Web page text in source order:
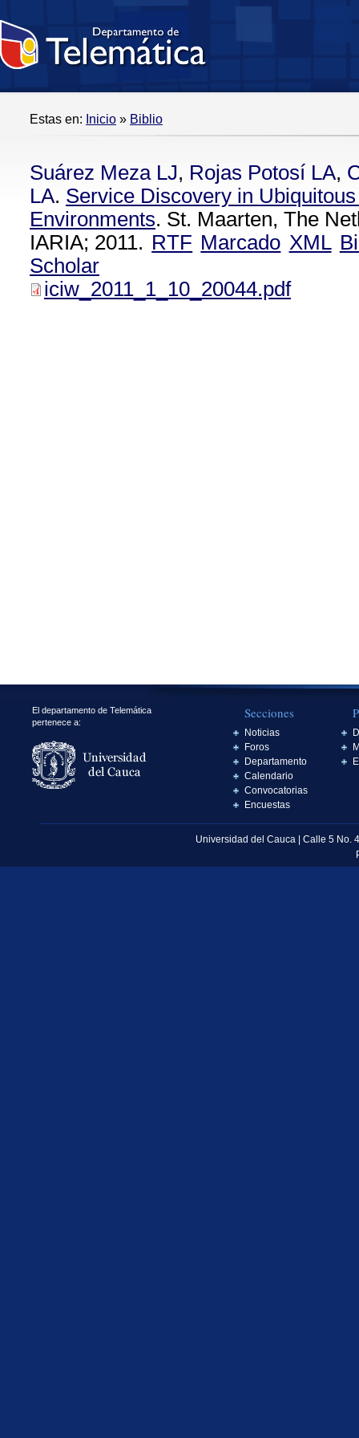
Estas en: Inicio » Biblio
Suárez Meza LJ, Rojas Potosí LA,
LA. Service Discovery in
Environments. St. Maarten, The
IARIA; 2011. RTF Marcado XML
Scholar
iciw_2011_1_10_20044.pdf
El departamento de Telemática
pertenece a:
Secciones
Noticias
Foros
Departamento
Calendario
Convocatorias
Encuestas
Universidad del Cauca | Calle 5 No.